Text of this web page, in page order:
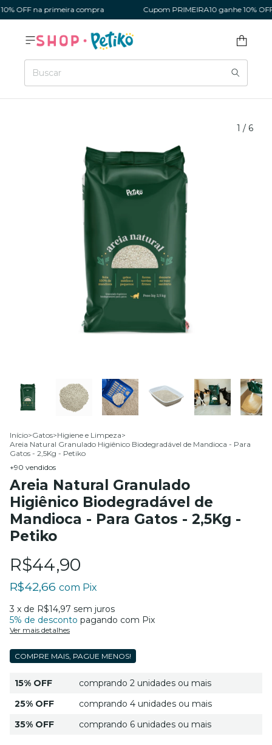
OFF na primeira compra Cupom PRIMEIRA10 ganhe 10%
1 / 6
Início>Gatos>Higiene e Limpeza>
Areia Natural Granulado Higiênico Biodegradável de Mandioca - Para
Gatos - 2,5Kg - Petiko
+90 vendidos
Areia Natural Granulado
Higiênico Biodegradável de
Mandioca - Para Gatos - 2,5Kg -
Petiko
R$44,90
R$42,66 com Pix
3 x de R$14,97 sem juros
5% de desconto pagando com Pix
Ver mais detalhes
COMPRE MAIS, PAGUE MENOS!
15% OFF
comprando 2 unidades ou mais
25% OFF
comprando 4 unidades ou mais
35% OFF
comprando 6 unidades ou mais